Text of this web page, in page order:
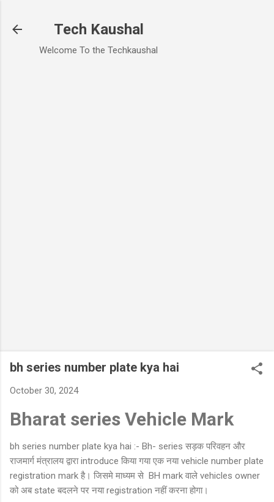
Tech Kaushal
Welcome To the Techkaushal
bh series number plate kya hai
October 30, 2024
Bharat series Vehicle Mark
bh series number plate kya hai :- Bh- series सड़क परिवहन और
राजमार्ग मंत्रालय द्वारा introduce किया गया एक नया vehicle number plate
registration mark है। जिसमे माध्यम से BH mark वाले vehicles owner
को अब state बदलने पर नया registration नहीं करना होगा।